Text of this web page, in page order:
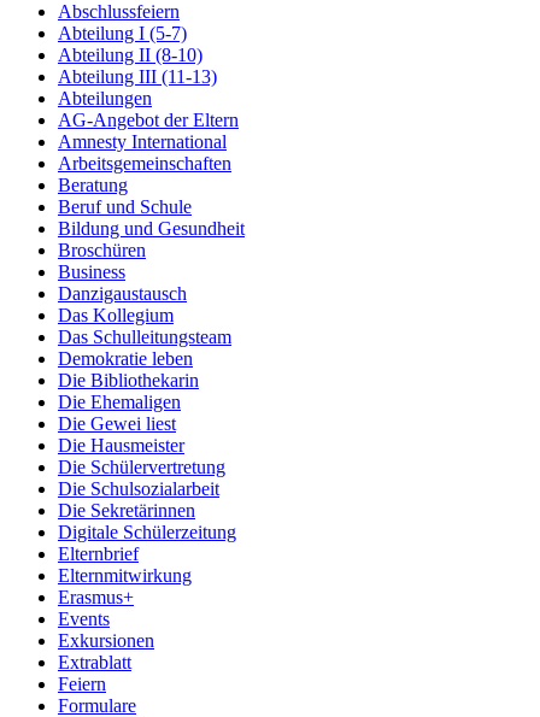
Abschlussfeiern
Abteilung I (5-7)
Abteilung II (8-10)
Abteilung III (11-13)
Abteilungen
AG-Angebot der Eltern
Amnesty International
Arbeitsgemeinschaften
Beratung
Beruf und Schule
Bildung und Gesundheit
Broschüren
Business
Danzigaustausch
Das Kollegium
Das Schulleitungsteam
Demokratie leben
Die Bibliothekarin
Die Ehemaligen
Die Gewei liest
Die Hausmeister
Die Schülervertretung
Die Schulsozialarbeit
Die Sekretärinnen
Digitale Schülerzeitung
Elternbrief
Elternmitwirkung
Erasmus+
Events
Exkursionen
Extrablatt
Feiern
Formulare